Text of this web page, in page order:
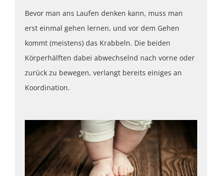
Bevor man ans Laufen denken kann, muss man
erst einmal gehen lernen, und vor dem Gehen
kommt (meistens) das Krabbeln. Die beiden
Körperhälften dabei abwechselnd nach vorne oder
zurück zu bewegen, verlangt bereits einiges an
Koordination.